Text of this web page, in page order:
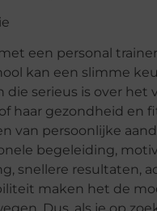
een personal
kan een slimme
die serieus is over het
haar gezondheid en
van persoonlijke
begeleiding,
snellere resultaten,
maken het de